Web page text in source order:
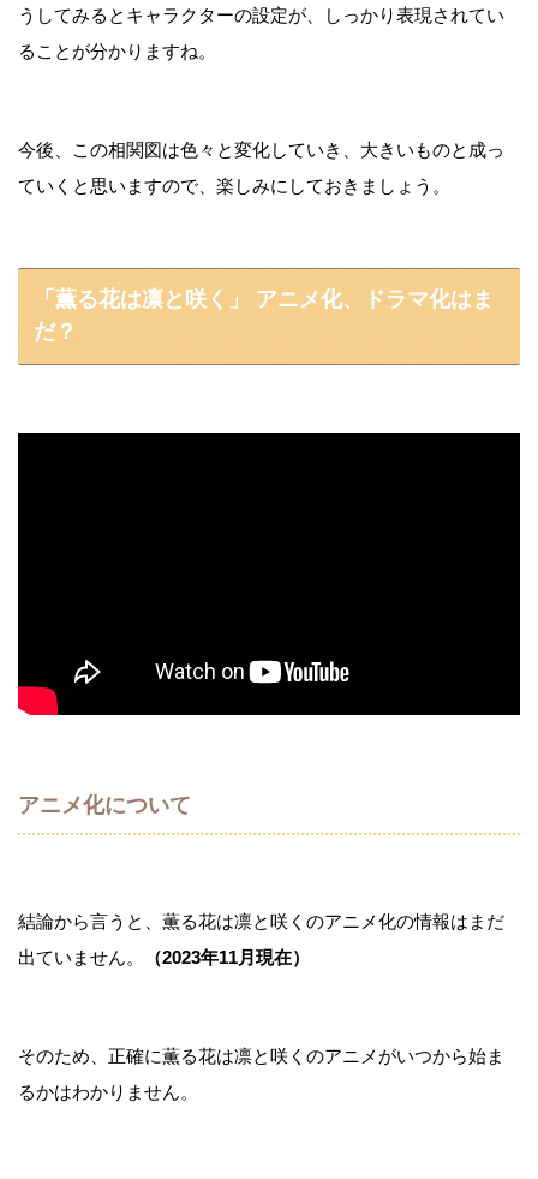
うしてみるとキャラクターの設定が、しっかり表現されてい
ることが分かりますね。
今後、この相関図は色々と変化していき、大きいものと成っ
ていくと思いますので、楽しみにしておきましょう。
「薫る花は凛と咲く」 アニメ化、ドラマ化はま
だ？
アニメ化について
結論から言うと、薫る花は凛と咲くのアニメ化の情報はまだ
出ていません。
（2023年11月現在）
そのため、正確に薫る花は凛と咲くのアニメがいつから始ま
るかはわかりません。